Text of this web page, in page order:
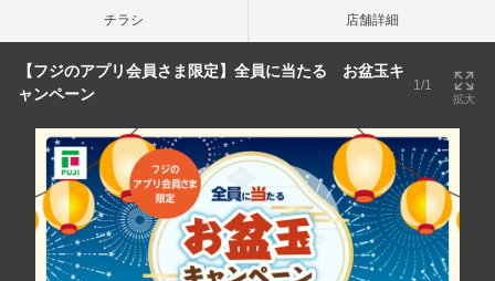
チラシ 店舗詳細
【フジのアプリ会員さま限定】全員に当たる お盆玉キ
ャンペーン
1/1
拡大